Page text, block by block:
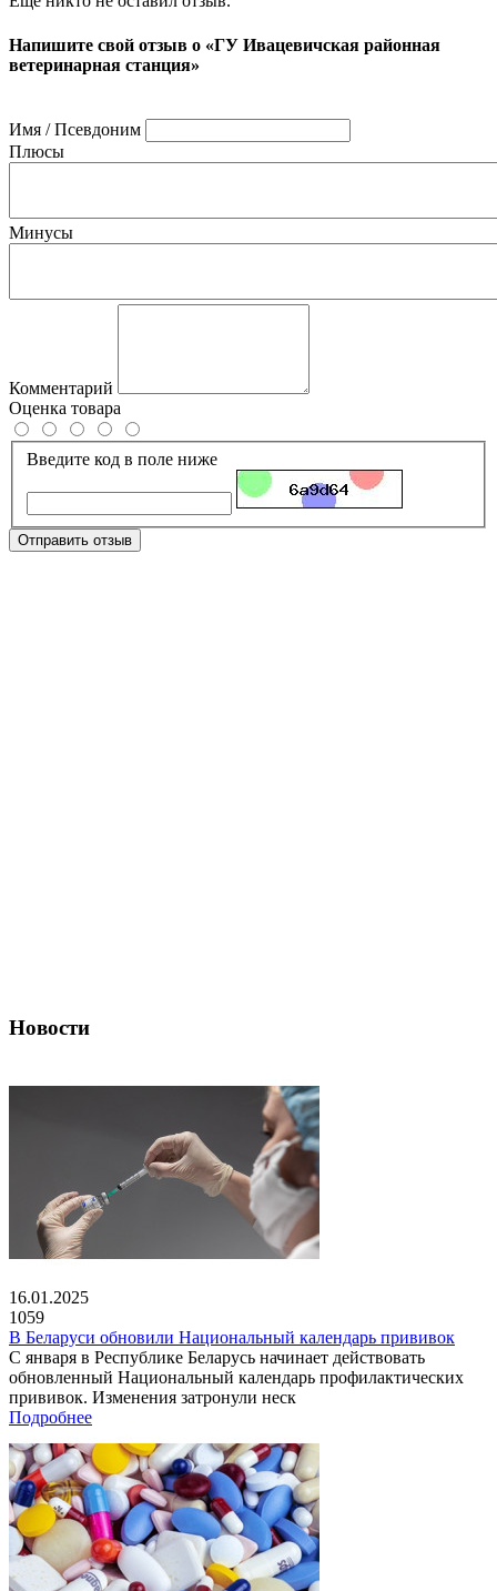
Напишите свой отзыв о «ГУ Ивацевичская районная
ветеринарная станция»
Имя / Псевдоним
Плюсы
Минусы
Комментарий
Оценка товара
Введите код в поле ниже
Отправить отзыв
Новости
16.01.2025
1059
В Беларуси обновили Национальный календарь прививок
С января в Республике Беларусь начинает действовать
обновленный Национальный календарь профилактических
прививок. Изменения затронули неск
Подробнее